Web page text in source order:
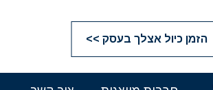
הזמן כיול אצלך בעסק >>